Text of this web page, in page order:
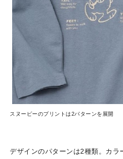
スヌーピーのプリントは2パターンを展開
デザインのパターンは2種類。カラ